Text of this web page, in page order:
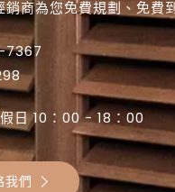
商為您免費規劃、免費
日 10：00 − 18：00
我們